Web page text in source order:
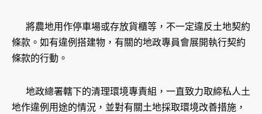
將農地用作停車場或存放貨櫃等，不一定違反土地契約
條款。如有違例搭建物，有關的地政專員會展開執行契約
條款的行動。
地政總署轄下的清理環境專責組，一直致力取締私人土
地作違例用途的情況，並對有關土地採取環境改善措施，